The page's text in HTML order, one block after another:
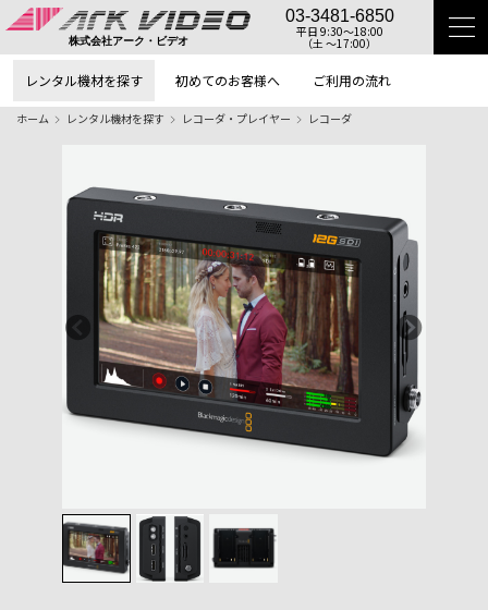
株式会社アーク・ビデオ
03-3481-6850
平日 9:30〜18:00
（土 〜17:00）
レンタル機材を探す 初めてのお客様へ ご利用の流れ
ホーム レンタル機材を探す レコーダ・プレイヤー レコーダ